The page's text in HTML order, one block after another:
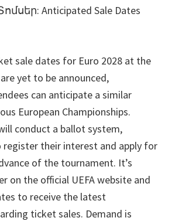
Anticipated Sale Dates
sale dates for Euro 2028 at the
yet to be announced,
can anticipate a similar
European Championships.
conduct a ballot system,
their interest and apply for
of the tournament. It’s
on the official UEFA website and
to receive the latest
ticket sales. Demand is